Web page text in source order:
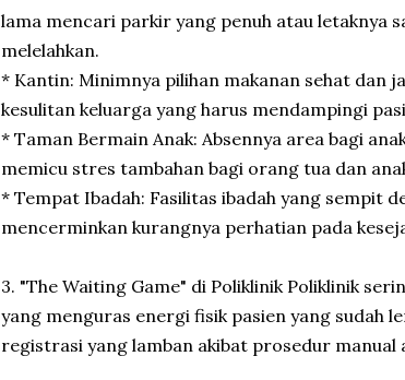
lama mencari parkir yang penuh atau letaknya
melelahkan.
* Kantin: Minimnya pilihan makanan sehat dan
kesulitan keluarga yang harus mendampingi
* Taman Bermain Anak: Absennya area bagi
memicu stres tambahan bagi orang tua dan
* Tempat Ibadah: Fasilitas ibadah yang sempit
mencerminkan kurangnya perhatian pada
3. "The Waiting Game" di Poliklinik Poliklinik
yang menguras energi fisik pasien yang sudah
registrasi yang lamban akibat prosedur